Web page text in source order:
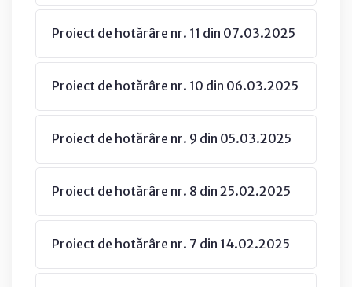
Proiect de hotărâre nr. 11 din 07.03.2025
Proiect de hotărâre nr. 10 din 06.03.2025
Proiect de hotărâre nr. 9 din 05.03.2025
Proiect de hotărâre nr. 8 din 25.02.2025
Proiect de hotărâre nr. 7 din 14.02.2025